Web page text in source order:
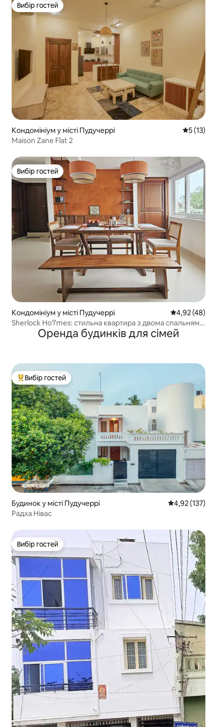
Вибір гостей
Вибір гостей
Кондомініум у місті Пудучеррі Середня
5 (13)
Maison Zane Flat 2
Вибір гостей
Вибір гостей
Кондомініум у місті Пудучеррі Середня
4,92 (48)
Sherlock Ho'l'mes: стильна квартира з двома спальнями
в історичному місті
Оренда будинків для сімей
Топ вибір гостей
Вибір гостей
Будинок у місті Пудучеррі Середня
4,92 (137)
Радха Нівас
Вибір гостей
Вибір гостей